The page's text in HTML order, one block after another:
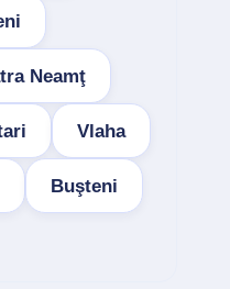
Neamţ
Vlaha
Buşteni